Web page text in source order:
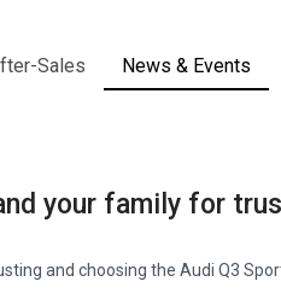
Sales News & Events
your family for
and choosing the Audi Q3